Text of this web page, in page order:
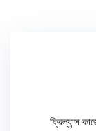
ফ্রিল্যান্স